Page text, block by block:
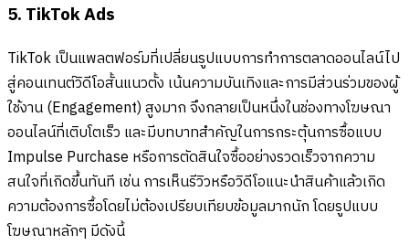
5. TikTok Ads
TikTok เป็นแพลตฟอร์มที่เปลี่ยนรูปแบบการทำการตลาดออนไลน์ไป
สู่คอนเทนต์วิดีโอสั้นแนวตั้ง เน้นความบันเทิงและการมีส่วนร่วมของผู้
ใช้งาน (Engagement) สูงมาก จึงกลายเป็นหนึ่งในช่องทางโฆษณา
ออนไลน์ที่เติบโตเร็ว และมีบทบาทสำคัญในการกระตุ้นการซื้อแบบ
Impulse Purchase หรือการตัดสินใจซื้ออย่างรวดเร็วจากความ
สนใจที่เกิดขึ้นทันที เช่น การเห็นรีวิวหรือวิดีโอแนะนำสินค้าแล้วเกิด
ความต้องการซื้อโดยไม่ต้องเปรียบเทียบข้อมูลมากนัก โดยรูปแบบ
โฆษณาหลักๆ มีดังนี้